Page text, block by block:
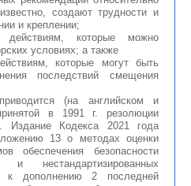
создают трудности и
и креплении;
действиям, которые можно
условиях; а также
которые могут быть
последствий смещения
(на английском и
в 1991 г. резолюции
Издание Кодекса 2021 года
13 о методах оценки
обеспечения безопасности
и нестандартизированных
к дополнению 2 последней